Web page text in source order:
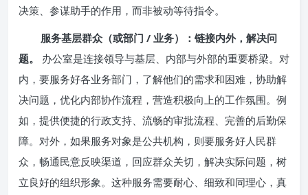
决策、参谋助手的作用，而非被动等待指令。
服务基层群众（或部门 / 业务）：链接内外，解决问
题。
办公室是连接领导与基层、内部与外部的重要桥梁。对
内，要服务好各业务部门，了解他们的需求和困难，协助解
决问题，优化内部协作流程，营造积极向上的工作氛围。例
如，提供便捷的行政支持、流畅的审批流程、完善的后勤保
障。对外，如果服务对象是公共机构，则要服务好人民群
众，畅通民意反映渠道，回应群众关切，解决实际问题，树
立良好的组织形象。这种服务需要耐心、细致和同理心，真